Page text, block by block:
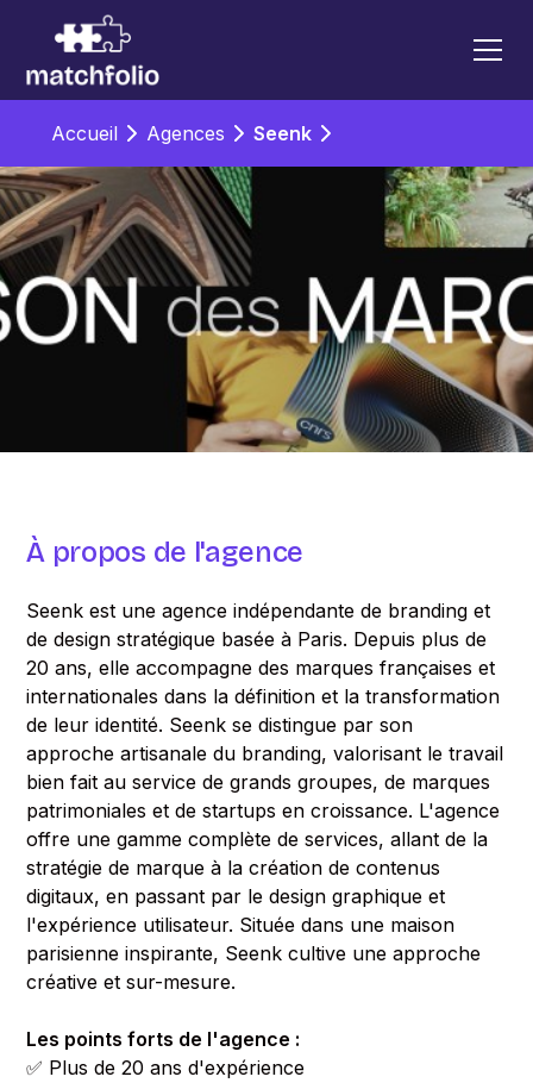
Accueil Agences Seenk
À propos de l'agence
Seenk est une agence indépendante de branding et
de design stratégique basée à Paris. Depuis plus de
20 ans, elle accompagne des marques françaises et
internationales dans la définition et la transformation
de leur identité. Seenk se distingue par son
approche artisanale du branding, valorisant le travail
bien fait au service de grands groupes, de marques
patrimoniales et de startups en croissance. L'agence
offre une gamme complète de services, allant de la
stratégie de marque à la création de contenus
digitaux, en passant par le design graphique et
l'expérience utilisateur. Située dans une maison
parisienne inspirante, Seenk cultive une approche
créative et sur-mesure.
Les points forts de l'agence :
✅ Plus de 20 ans d'expérience